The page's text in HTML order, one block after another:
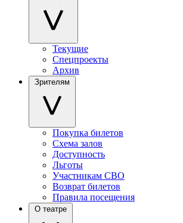
Текущие
Спецпроекты
Архив
Зрителям
Покупка билетов
Схема залов
Доступность
Льготы
Участникам СВО
Возврат билетов
Правила посещения
О театре